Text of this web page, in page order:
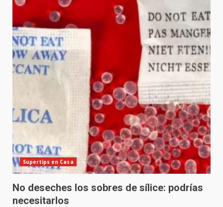
Supertips en Casa
No deseches los sobres de sílice: podrías
necesitarlos